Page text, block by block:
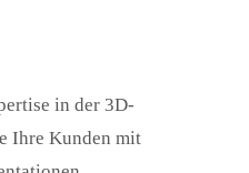
in der 3D-
Ihre Kunden mit